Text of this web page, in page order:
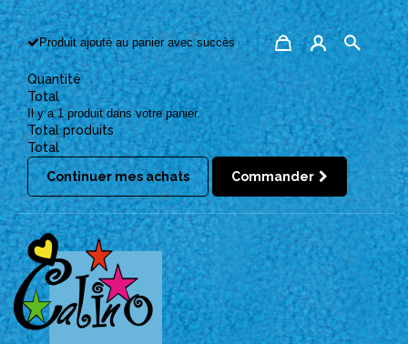
Produit ajouté au panier avec succès
Quantité
Total
Il y a 1 produit dans votre panier.
Total produits
Total
Continuer mes achats
Commander